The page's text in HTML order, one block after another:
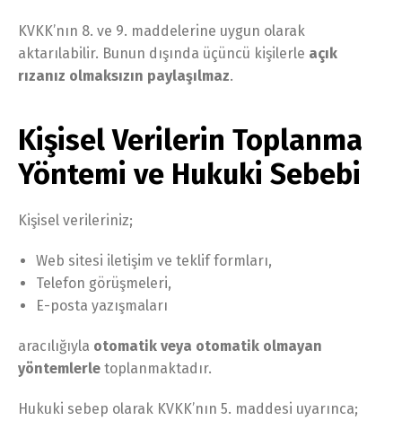
KVKK’nın 8. ve 9. maddelerine uygun olarak
aktarılabilir. Bunun dışında üçüncü kişilerle açık
rızanız olmaksızın paylaşılmaz.
Kişisel Verilerin Toplanma
Yöntemi ve Hukuki Sebebi
Kişisel verileriniz;
Web sitesi iletişim ve teklif formları,
Telefon görüşmeleri,
E-posta yazışmaları
aracılığıyla otomatik veya otomatik olmayan
yöntemlerle toplanmaktadır.
Hukuki sebep olarak KVKK’nın 5. maddesi uyarınca;